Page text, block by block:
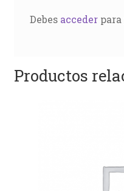
Debes accederpara
Productos